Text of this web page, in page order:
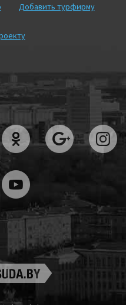
Добавить турфирму